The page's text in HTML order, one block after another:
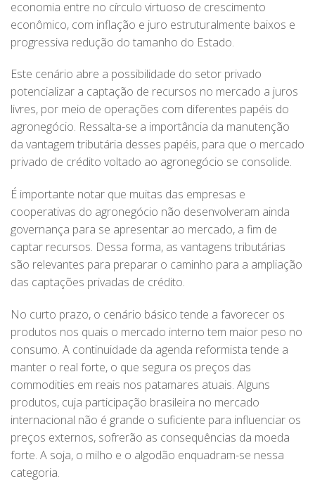
economia entre no círculo virtuoso de crescimento
econômico, com inflação e juro estruturalmente baixos e
progressiva redução do tamanho do Estado.
Este cenário abre a possibilidade do setor privado
potencializar a captação de recursos no mercado a juros
livres, por meio de operações com diferentes papéis do
agronegócio. Ressalta-se a importância da manutenção
da vantagem tributária desses papéis, para que o mercado
privado de crédito voltado ao agronegócio se consolide.
É importante notar que muitas das empresas e
cooperativas do agronegócio não desenvolveram ainda
governança para se apresentar ao mercado, a fim de
captar recursos. Dessa forma, as vantagens tributárias
são relevantes para preparar o caminho para a ampliação
das captações privadas de crédito.
No curto prazo, o cenário básico tende a favorecer os
produtos nos quais o mercado interno tem maior peso no
consumo. A continuidade da agenda reformista tende a
manter o real forte, o que segura os preços das
commodities em reais nos patamares atuais. Alguns
produtos, cuja participação brasileira no mercado
internacional não é grande o suficiente para influenciar os
preços externos, sofrerão as consequências da moeda
forte. A soja, o milho e o algodão enquadram-se nessa
categoria.